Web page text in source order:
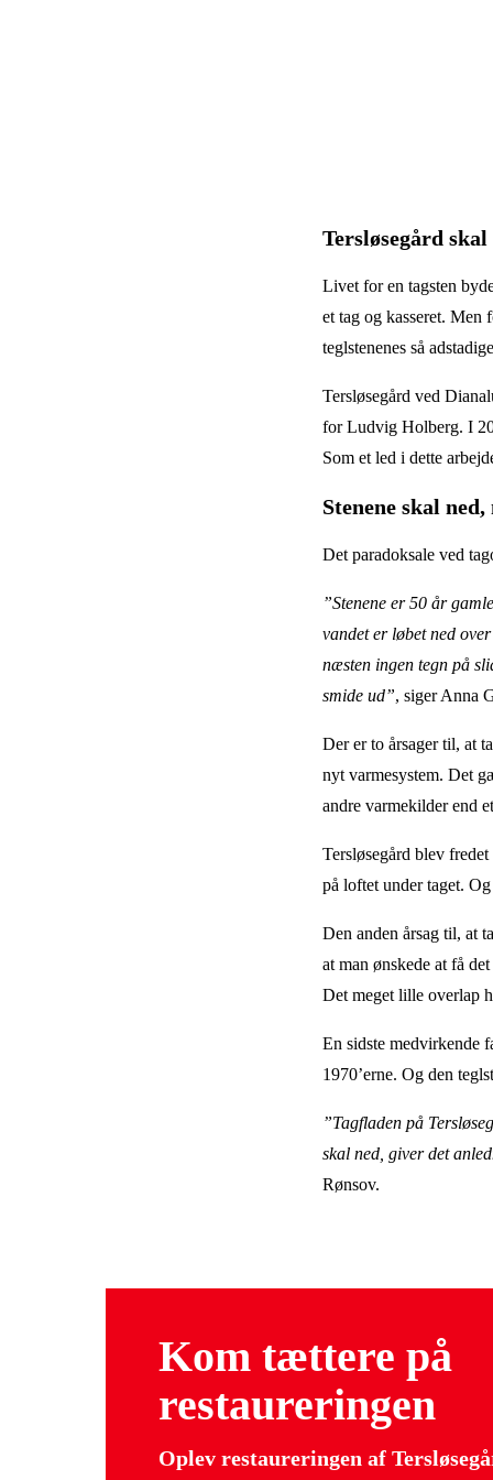
Tersløsegård
Livet for en tagsten
et tag og kasseret. Men
teglstenenes så
Tersløsegård ved
for Ludvig Holberg. I
Som et led i dette
Stenene skal
Det paradoksale ved
”Stenene er 50 år
vandet er løbet ned
næsten ingen tegn på
smide ud”, siger Anna
Der er to årsager til, at
nyt varmesystem. Det
andre varmekilder end
Tersløsegård blev
på loftet under taget.
Den anden årsag til, at
at man ønskede at få
Det meget lille overlap
En sidste medvirkende
1970’erne. Og den
”Tagfladen på
skal ned, giver det
Rønsov.
Kom tættere på
restaureringen
Oplev restaureringen af